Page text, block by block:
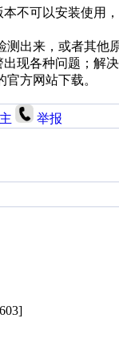
不可以安装使用
测出来，或者其
现各种问题；解
方网站下载。
举报